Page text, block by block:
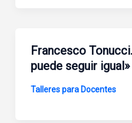
Francesco
puede seguir igual»
Talleres para Docentes